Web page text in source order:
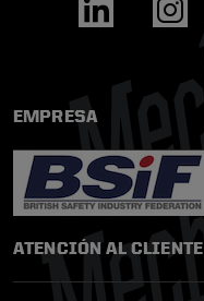
EMPRESA
ATENCIÓN AL CLIENTE